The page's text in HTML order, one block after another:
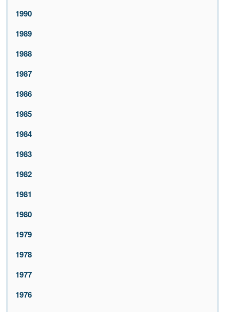
1990
1989
1988
1987
1986
1985
1984
1983
1982
1981
1980
1979
1978
1977
1976